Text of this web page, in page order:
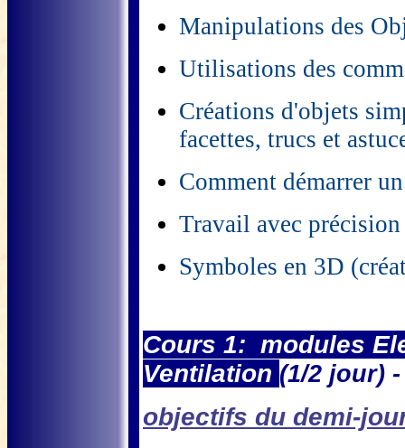
Manipulations des
Utilisations des
Créations d'objets
facettes, trucs et
Comment démarrer
Travail avec
Symboles en 3D
Cours 1: modules
Ventilation (1/2 jour)
objectifs du demi-